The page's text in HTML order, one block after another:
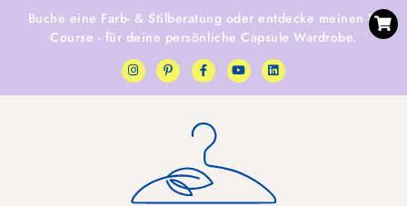
Buche eine Farb- & Stilberatung oder entdecke meinen E-
Course - für deine persönliche Capsule Wardrobe.